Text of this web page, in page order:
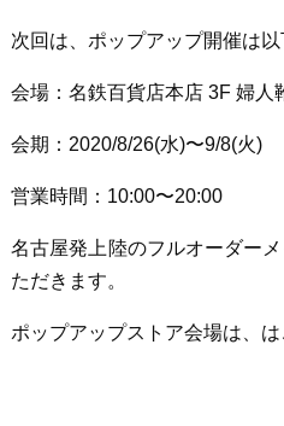
次回は、ポップアップ開催は以
会場：名鉄百貨店本店 3F 婦人
会期：2020/8/26(水)〜9/8(火)
営業時間：10:00〜20:00
名古屋発上陸のフルオーダー
ただきます。
ポップアップストア会場は、は